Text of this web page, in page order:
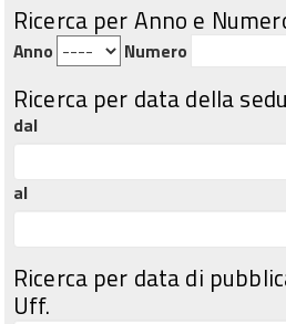
Ricerca per Anno e
Anno Numero
Ricerca per data della
dal
al
Ricerca per data di
Uff.